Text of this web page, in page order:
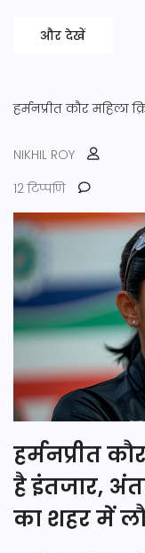
और देखें
हर्मनप्रीत कौर महिला
NIKHIL ROY
12 टिप्पणि
हर्मनप्रीत
है इंतजार,
का शहर में